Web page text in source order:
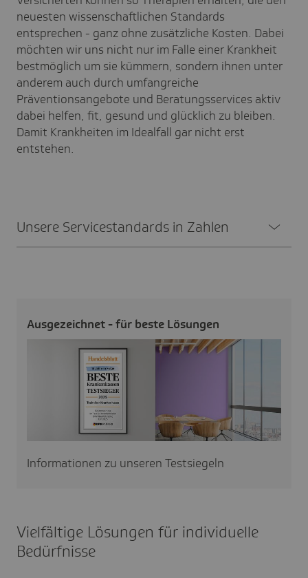
neuesten wissenschaftlichen Standards
entsprechen - ganz ohne zusätzliche Kosten. Dabei
möchten wir uns nicht nur im Falle einer Krankheit
bestmöglich um sie kümmern, sondern ihnen unter
anderem auch durch umfangreiche
Präventionsangebote und Beratungsservices aktiv
dabei helfen, fit, gesund und glücklich zu bleiben.
Damit Krankheiten im Idealfall gar nicht erst
entstehen.
Unsere Service­stan­dards in Zahlen
Ausge­zeichnet - für beste Lösungen
Informationen zu unseren Testsiegeln
Vielfältige Lösungen für individuelle
Bedürfnisse